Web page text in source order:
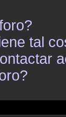
tal